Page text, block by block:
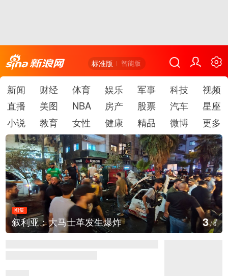
标准版 智能版
新闻 财经 体育 娱乐 军事 科技
视频
直播
美图 NBA 房产 股票 汽车
星座
小说
教育 女性 健康 精品 微博 更多
图集
云南弥勒：欢庆火把节 4/6